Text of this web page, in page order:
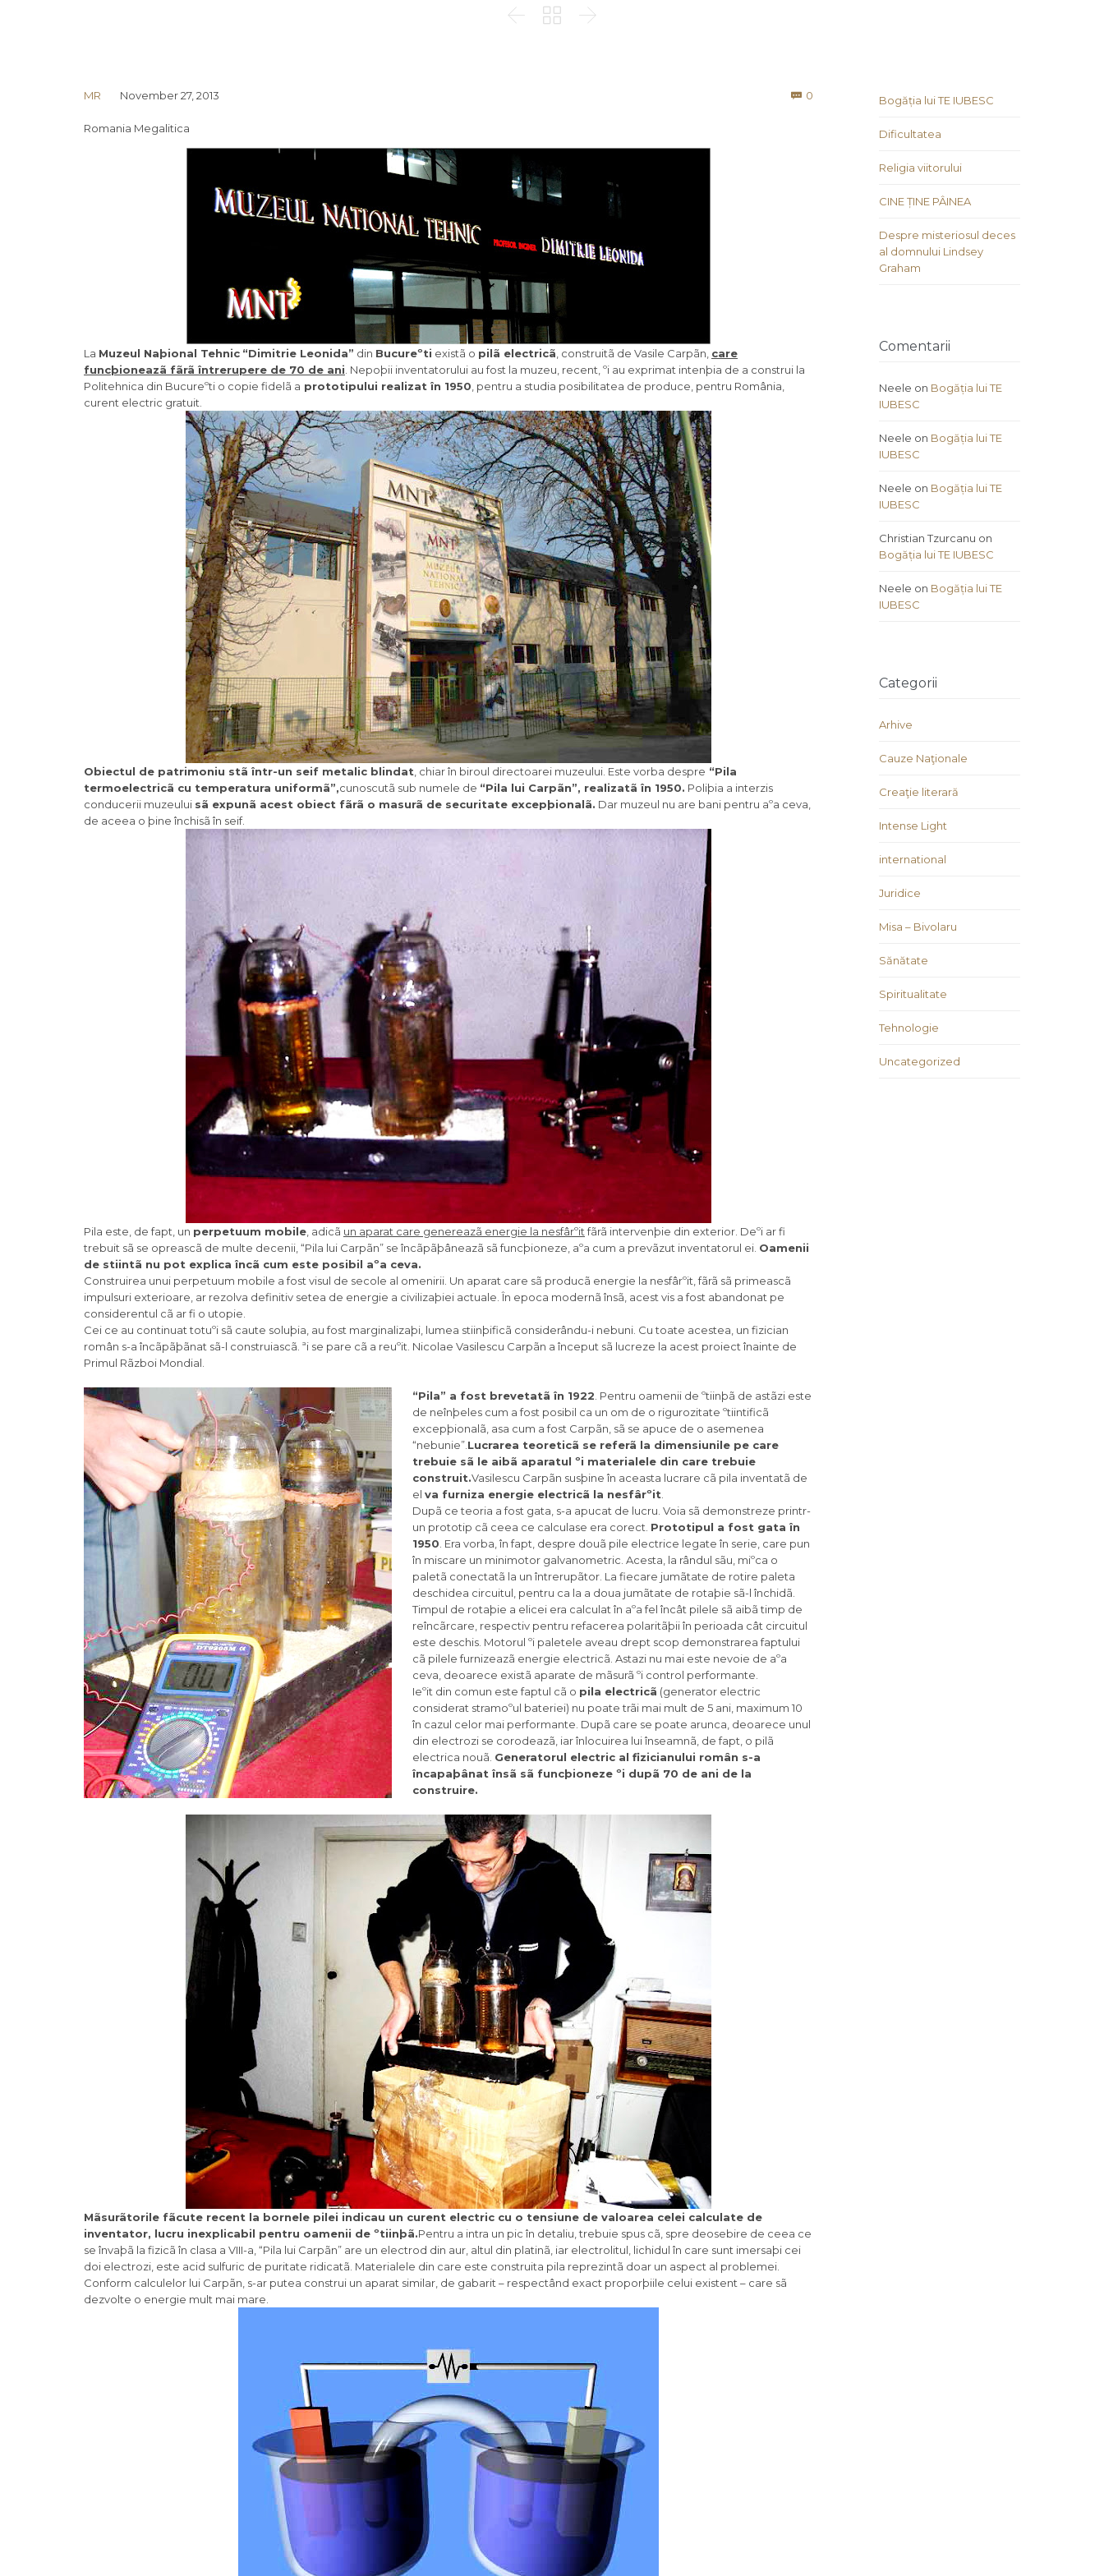
  
MR November 27, 2013  0
Romania Megalitica
La Muzeul Naþional Tehnic “Dimitrie Leonida” din Bucureºti existã o pilã electricã , construitã de Vasile Carpãn, care
funcþioneazã fãrã întrerupere de 70 de ani . Nepoþii inventatorului au fost la muzeu, recent, ºi au exprimat intenþia de a construi la
Politehnica din Bucureºti o copie fidelã a prototipului realizat în 1950 , pentru a studia posibilitatea de produce, pentru România,
curent electric gratuit.
Obiectul de patrimoniu stã într-un seif metalic blindat , chiar în biroul directoarei muzeului. Este vorba despre “Pila
termoelectricã cu temperatura uniformã”,cunoscutã sub numele de “Pila lui Carpãn”, realizatã în 1950. Poliþia a interzis
conducerii muzeului sã expunã acest obiect fãrã o masurã de securitate excepþionalã. Dar muzeul nu are bani pentru aºa ceva,
de aceea o þine închisã în seif.
Pila este, de fapt, un perpetuum mobile , adicã un aparat care genereazã energie la nesfârºitfãrã intervenþie din exterior. Deºi ar fi
trebuit sã se opreascã de multe decenii, “Pila lui Carpãn” se încãpãþâneazã sã funcþioneze, aºa cum a prevãzut inventatorul ei. Oamenii
de stiintã nu pot explica încã cum este posibil aºa ceva.
Construirea unui perpetuum mobile a fost visul de secole al omenirii. Un aparat care sã producã energie la nesfârºit, fãrã sã primeascã
impulsuri exterioare, ar rezolva definitiv setea de energie a civilizaþiei actuale. În epoca modernã însã, acest vis a fost abandonat pe
considerentul cã ar fi o utopie.
Cei ce au continuat totuºi sã caute soluþia, au fost marginalizaþi, lumea stiinþificã considerându-i nebuni. Cu toate acestea, un fizician
român s-a încãpãþãnat sã-l construiascã. ªi se pare cã a reuºit. Nicolae Vasilescu Carpãn a început sã lucreze la acest proiect înainte de
Primul Rãzboi Mondial.
“Pila” a fost brevetatã în 1922 . Pentru oamenii de ºtiinþã de astãzi este
de neînþeles cum a fost posibil ca un om de o rigurozitate ºtiintificã
excepþionalã, asa cum a fost Carpãn, sã se apuce de o asemenea
“nebunie”. Lucrarea teoreticã se referã la dimensiunile pe care
trebuie sã le aibã aparatul ºi materialele din care trebuie
construit.Vasilescu Carpãn susþine în aceasta lucrare cã pila inventatã de
el va furniza energie electricã la nesfârºit
Dupã ce teoria a fost gata, s-a apucat de lucru. Voia sã demonstreze printr-
un prototip cã ceea ce calculase era corect. Prototipul a fost gata în
1950 . Era vorba, în fapt, despre douã pile electrice legate în serie, care pun
în miscare un minimotor galvanometric. Acesta, la rândul sãu, miºca o
paletã conectatã la un întrerupãtor. La fiecare jumãtate de rotire paleta
deschidea circuitul, pentru ca la a doua jumãtate de rotaþie sã-l închidã.
Timpul de rotaþie a elicei era calculat în aºa fel încât pilele sã aibã timp de
reîncãrcare, respectiv pentru refacerea polaritãþii în perioada cât circuitul
este deschis. Motorul ºi paletele aveau drept scop demonstrarea faptului
cã pilele furnizeazã energie electricã. Astazi nu mai este nevoie de aºa
ceva, deoarece existã aparate de mãsurã ºi control performante.
Ieºit din comun este faptul cã o pila electricã (generator electric
considerat stramoºul bateriei) nu poate trãi mai mult de 5 ani, maximum 10
în cazul celor mai performante. Dupã care se poate arunca, deoarece unul
din electrozi se corodeazã, iar înlocuirea lui înseamnã, de fapt, o pilã
electrica nouã. Generatorul electric al fizicianului român s-a
încapaþânat însã sã funcþioneze ºi dupã 70 de ani de la
construire.
Mãsurãtorile fãcute recent la bornele pilei indicau un curent electric cu o tensiune de valoarea celei calculate de
inventator, lucru inexplicabil pentru oamenii de ºtiinþã.Pentru a intra un pic în detaliu, trebuie spus cã, spre deosebire de ceea ce
se învaþã la fizicã în clasa a VIII-a, “Pila lui Carpãn” are un electrod din aur, altul din platinã, iar electrolitul, lichidul în care sunt imersaþi cei
doi electrozi, este acid sulfuric de puritate ridicatã. Materialele din care este construita pila reprezintã doar un aspect al problemei.
Conform calculelor lui Carpãn, s-ar putea construi un aparat similar, de gabarit – respectând exact proporþiile celui existent – care sã
dezvolte o energie mult mai mare.
Bogăția lui TE IUBESC
Dificultatea
Religia viitorului
CINE ȚINE PÂINEA
Despre misteriosul deces
al domnului Lindsey
Graham
Comentarii
Neele on Bogăția lui TE
IUBESC
Neele on Bogăția lui TE
IUBESC
Neele on Bogăția lui TE
IUBESC
Christian Tzurcanu on
Bogăția lui TE IUBESC
Neele on Bogăția lui TE
IUBESC
Categorii
Arhive
Cauze Naţionale
Creaţie literară
Intense Light
international
Juridice
Misa – Bivolaru
Sănătate
Spiritualitate
Tehnologie
Uncategorized